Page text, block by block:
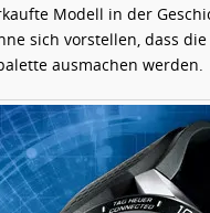
Modell in der
sich vorstellen, dass
ausmachen werden.